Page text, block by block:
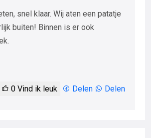
snel klaar. Wij aten een patatje
buiten! Binnen is er ook
0 Vind ik leuk Delen Delen